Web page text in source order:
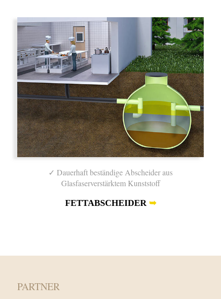
✓ Dauerhaft beständige Abscheider aus
Glasfaserverstärktem Kunststoff
FETTABSCHEIDER ➥
PARTNER